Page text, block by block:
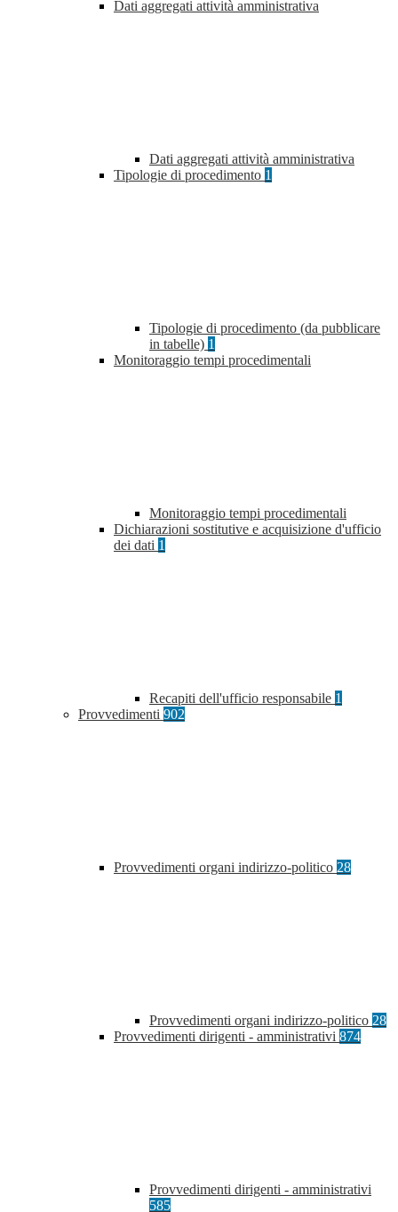
Dati aggregati attività amministrativa
Dati aggregati attività amministrativa
Tipologie di procedimento 1
Tipologie di procedimento (da pubblicare
in tabelle) 1
Monitoraggio tempi procedimentali
Monitoraggio tempi procedimentali
Dichiarazioni sostitutive e acquisizione d'ufficio
dei dati 1
Recapiti dell'ufficio responsabile 1
Provvedimenti 902
Provvedimenti organi indirizzo-politico 28
Provvedimenti organi indirizzo-politico 28
Provvedimenti dirigenti - amministrativi 874
Provvedimenti dirigenti - amministrativi
585